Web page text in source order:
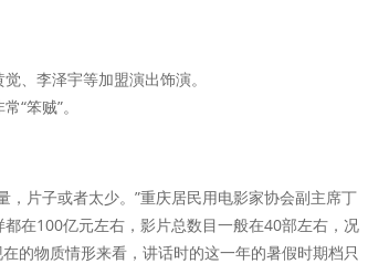
、李泽宇等加盟演出饰演。
“笨贼”。
片子或者太少。”重庆居民用电影家协会副主席丁
在100亿元左右，影片总数目一般在40部左右，况
的物质情形来看，讲话时的这一年的暑假时期档只